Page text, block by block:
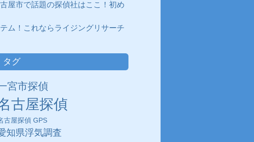
市で話題の探偵社はここ！初め
！これならライジングリサーチ
タグ
宮市探偵
古屋探偵
古屋探偵 GPS
知県浮気調査